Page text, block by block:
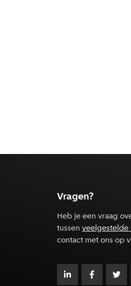
Vragen?
Heb je een vraag
tussen veelgestelde
contact met ons op